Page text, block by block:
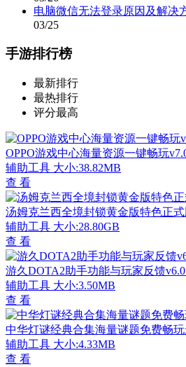
电脑微信无法登录原因及解决
03/25
手游排行榜
最新排行
最热排行
评分最高
OPPO游戏中心海量资源一键畅玩
辅助工具 大小:38.82MB
查 看
汤姆克兰西全境封锁黄金版特色正式
辅助工具 大小:28.80GB
查 看
游久DOTA2助手功能与玩家反馈
辅助工具 大小:3.50MB
查 看
中华灯谜经典合集海量谜题免费畅玩
辅助工具 大小:4.33MB
查 看